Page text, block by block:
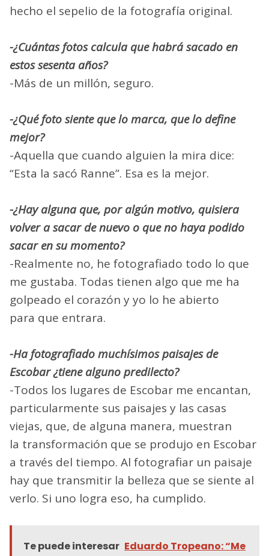
hecho el sepelio de la fotografía original.
-¿Cuántas fotos calcula que habrá sacado en
estos sesenta años?
-Más de un millón, seguro.
-¿Qué foto siente que lo marca, que lo define
mejor?
-Aquella que cuando alguien la mira dice:
“Esta la sacó Ranne”. Esa es la mejor.
-¿Hay alguna que, por algún motivo, quisiera
volver a sacar de nuevo o que no haya podido
sacar en su momento?
-Realmente no, he fotografiado todo lo que
me gustaba. Todas tienen algo que me ha
golpeado el corazón y yo lo he abierto
para que entrara.
-Ha fotografiado muchísimos paisajes de
Escobar ¿tiene alguno predilecto?
-Todos los lugares de Escobar me encantan,
particularmente sus paisajes y las casas
viejas, que, de alguna manera, muestran
la transformación que se produjo en Escobar
a través del tiempo. Al fotografiar un paisaje
hay que transmitir la belleza que se siente al
verlo. Si uno logra eso, ha cumplido.
Te puede interesar Eduardo Tropeano: “Me